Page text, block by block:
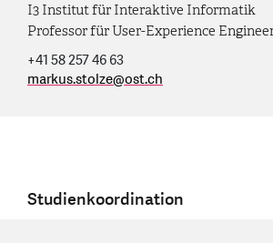
I3 Institut für Interaktive Informatik
Professor für User-Experience
+41 58 257 46 63
markus.stolze@ost.ch
Studienkoordination